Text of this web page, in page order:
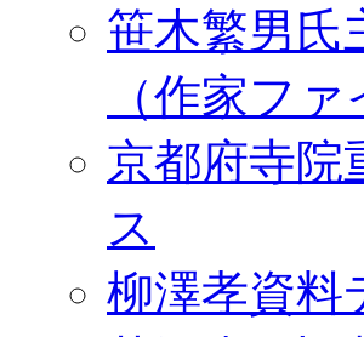
笹木繁男氏
（作家ファ
京都府寺院
ス
柳澤孝資料